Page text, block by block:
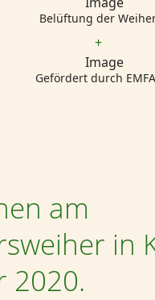
Belüftung der
+
Gefördert durch
am
in
2020.